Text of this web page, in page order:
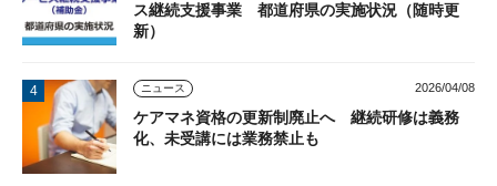
ス継続支援事業 都道府県の実施状況（随時更
新）
ニュース 2026/04/08
ケアマネ資格の更新制廃止へ 継続研修は義務
化、未受講には業務禁止も